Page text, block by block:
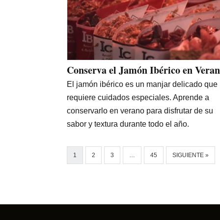
Conserva el Jamón Ibérico en
El jamón ibérico es un manjar delicado que
requiere cuidados especiales. Aprende a
conservarlo en verano para disfrutar de su
sabor y textura durante todo el año.
1 2 3 … 45 SIGUIENTE »